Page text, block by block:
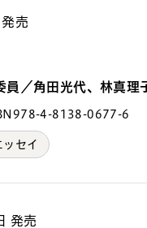
売
／角田光代、林真理
4-8138-0677-6
セイ
発売